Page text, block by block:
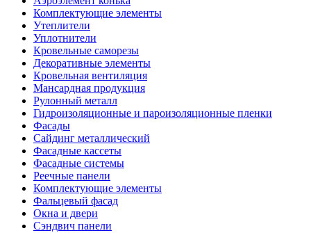
Комплектующие элементы
Утеплители
Уплотнители
Кровельные саморезы
Декоративные элементы
Кровельная вентиляция
Мансардная продукция
Рулонный металл
Гидроизоляционные и пароизоляционные пленки
Фасады
Сайдинг металлический
Фасадные кассеты
Фасадные системы
Реечные панели
Комплектующие элементы
Фальцевый фасад
Окна и двери
Сэндвич панели